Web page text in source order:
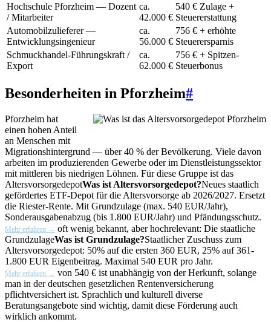
Hochschule Pforzheim — Dozent
/ Mitarbeiter
ca.
42.000 €
540 € Zulage +
Steuererstattung
Automobilzulieferer —
Entwicklungsingenieur
ca.
56.000 €
756 € + erhöhte
Steuerersparnis
Schmuckhandel-Führungskraft /
Export
ca.
62.000 €
756 € + Spitzen-
Steuerbonus
Besonderheiten in Pforzheim#
Pforzheim hat
einen hohen Anteil
an Menschen mit
Migrationshintergrund — über 40 % der Bevölkerung. Viele davon
arbeiten im produzierenden Gewerbe oder im Dienstleistungssektor
mit mittleren bis niedrigen Löhnen. Für diese Gruppe ist das
AltersvorsorgedepotWas ist Altersvorsorgedepot?Neues staatlich
gefördertes ETF-Depot für die Altersvorsorge ab 2026/2027. Ersetzt
die Riester-Rente. Mit Grundzulage (max. 540 EUR/Jahr),
Sonderausgabenabzug (bis 1.800 EUR/Jahr) und Pfändungsschutz.
Mehr erfahren → oft wenig bekannt, aber hochrelevant: Die staatliche
GrundzulageWas ist Grundzulage?Staatlicher Zuschuss zum
Altersvorsorgedepot: 50% auf die ersten 360 EUR, 25% auf 361-
1.800 EUR Eigenbeitrag. Maximal 540 EUR pro Jahr.
Mehr erfahren → von 540 € ist unabhängig von der Herkunft, solange
man in der deutschen gesetzlichen Rentenversicherung
pflichtversichert ist. Sprachlich und kulturell diverse
Beratungsangebote sind wichtig, damit diese Förderung auch
wirklich ankommt.